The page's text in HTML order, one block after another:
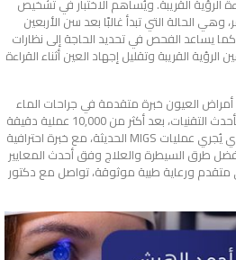
وهي الحالة التي تبدأ غالبًا بعد سن الأربعين
يساعد الفحص في تحديد الحاجة إلى نظارات
القريبة وتقليل إجهاد العين أثناء القراءة
العيون خبرة متقدمة في جراحات الماء
الأبيض والجلوكوما وتصحيح النظر بأحدث التقنيات، بعد أكثر من 10,000 عملية دقيقة
وناجحة. كما يُعد أول طبيب سعودي يُجري عمليات MIGS الحديثة، مع خبرة احترافية
طرق السيطرة والعلاج وفق أحدث المعايير
ورعاية طبية موثوقة، تواصل مع دكتور